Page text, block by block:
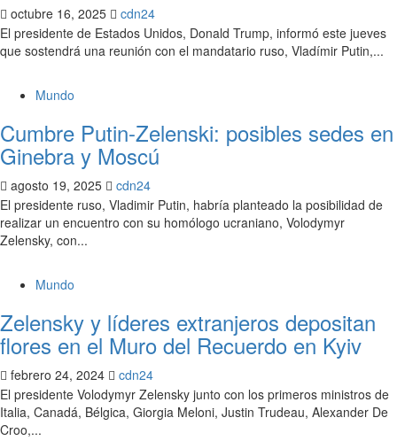
octubre 16, 2025
cdn24
El presidente de Estados Unidos, Donald Trump, informó este jueves
que sostendrá una reunión con el mandatario ruso, Vladímir Putin,...
Mundo
Cumbre Putin-Zelenski: posibles sedes en
Ginebra y Moscú
agosto 19, 2025
cdn24
El presidente ruso, Vladimir Putin, habría planteado la posibilidad de
realizar un encuentro con su homólogo ucraniano, Volodymyr
Zelensky, con...
Mundo
Zelensky y líderes extranjeros depositan
flores en el Muro del Recuerdo en Kyiv
febrero 24, 2024
cdn24
El presidente Volodymyr Zelensky junto con los primeros ministros de
Italia, Canadá, Bélgica, Giorgia Meloni, Justin Trudeau, Alexander De
Croo,...